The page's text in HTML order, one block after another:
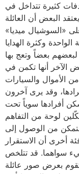
كثيرة تتداخل في
البعض أن العائلة
«السوشيال ميديا»
وكثرة الهدايا
لبعضهم بعضاً وتعج بها
الآخر أنها تكمن في
من الأموال والسيارات
وقد يرى آخرون
أفرادها سوياً تحت
لوحة من التفاهم
من الوصول إلى
أخرى أن الاستقرار
سواهما. قد تتلخص
بعرض صور عائلة